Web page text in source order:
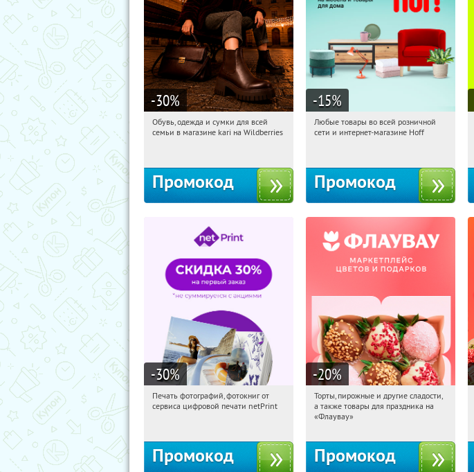
-30%
04:09:13 Получили:
Обувь, одежда и сумки для всей
семьи в магазине kari на Wildberries
Промокод
-15%
04:09:13 Получили:
Любые товары во всей розничной
сети и интернет-магазине Hoff
Промокод
-30%
04:09:13 Получили:
Печать фотографий, фотокниг от
сервиса цифровой печати netPrint
Промокод
-20%
04:09:13 Получили:
Россия
Торты, пирожные и другие сладости,
а также товары для праздника на
«Флаувау»
Промокод